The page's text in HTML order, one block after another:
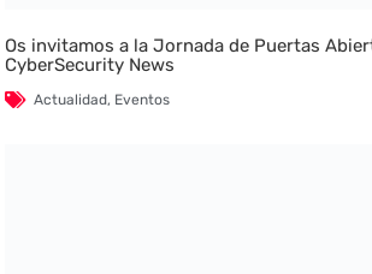
Os invitamos a la Jornada de Puertas
CyberSecurity News
Actualidad, Eventos